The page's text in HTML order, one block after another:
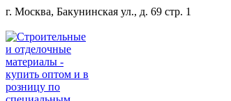
Перейти
содержанию
г. Москва, Бакунинская ул., д. 69 стр. 1